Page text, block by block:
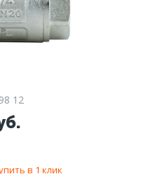
12
в 1 клик